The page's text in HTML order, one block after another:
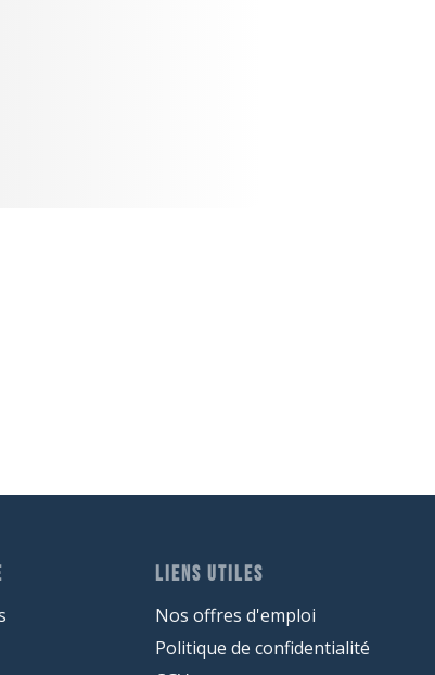
LIENS UTILES
Nos offres d'emploi
Politique de confidentialité